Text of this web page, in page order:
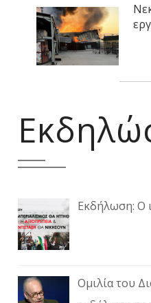
Εκδήλωση: Ο
Ομιλία του